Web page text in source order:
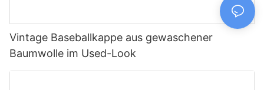
Vintage Baseballkappe aus gewaschener
Baumwolle im Used-Look